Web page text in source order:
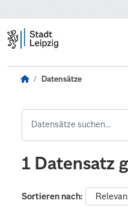
Datensätze
1 Datensatz
Sortieren nach